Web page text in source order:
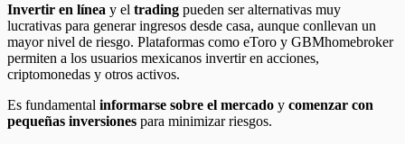
Invertir en línea y el trading pueden ser alternativas muy
lucrativas para generar ingresos desde casa, aunque conllevan un
mayor nivel de riesgo. Plataformas como eToro y GBMhomebroker
permiten a los usuarios mexicanos invertir en acciones,
criptomonedas y otros activos.
Es fundamental informarse sobre el mercado y comenzar con
pequeñas inversiones para minimizar riesgos.